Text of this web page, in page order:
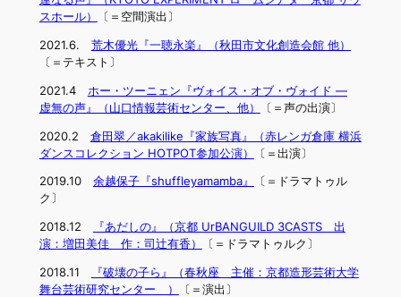
スホール）
〔＝空間演出〕
2021.6. 荒木優光『一聴永楽』（秋田市文化創造会館 他）
〔＝テキスト〕
2021.4 ホー・ツーニェン『ヴォイス・オブ・ヴォイド ―
虚無の声』（山口情報芸術センター、他）
〔＝声の出演〕
2020.2 倉田翠／akakilike『家族写真』（赤レンガ倉庫 横浜
ダンスコレクション HOTPOT参加公演）
〔＝出演〕
2019.10 余越保子『shuffleyamamba』
〔＝ドラマトゥル
ク〕
2018.12
『あだしの』（京都 UrBANGUILD 3CASTS 出
演：増田美佳 作：司辻有香）
〔＝ドラマトゥルク〕
2018.11
『破壊の子ら』（春秋座 主催：京都造形芸術大学
舞台芸術研究センター ）
〔＝演出〕